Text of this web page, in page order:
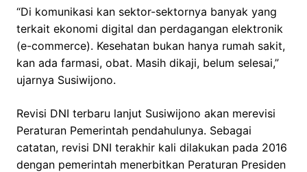
“Di komunikasi kan sektor-sektornya banyak yang
terkait ekonomi digital dan perdagangan elektronik
(e-commerce). Kesehatan bukan hanya rumah sakit,
kan ada farmasi, obat. Masih dikaji, belum selesai,”
ujarnya Susiwijono.
Revisi DNI terbaru lanjut Susiwijono akan merevisi
Peraturan Pemerintah pendahulunya. Sebagai
catatan, revisi DNI terakhir kali dilakukan pada 2016
dengan pemerintah menerbitkan Peraturan Presiden